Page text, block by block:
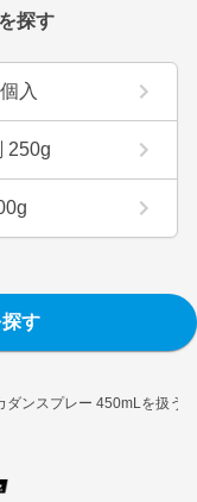
ダンスプレー 450mLを扱う
探す
入
250g
す